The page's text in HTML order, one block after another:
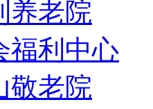
养老院
福利中心
敬老院